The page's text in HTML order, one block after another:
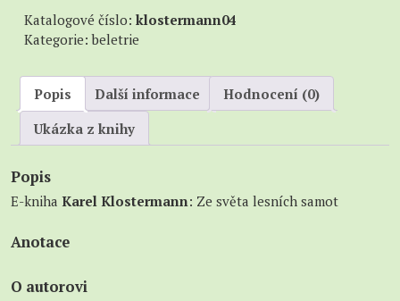
Katalogové číslo: klostermann04
Kategorie:beletrie
Popis Další informace
Hodnocení (0)
Ukázka z knihy
Popis
E-kniha Karel Klostermann: Ze světa lesních samot
Anotace
O autorovi